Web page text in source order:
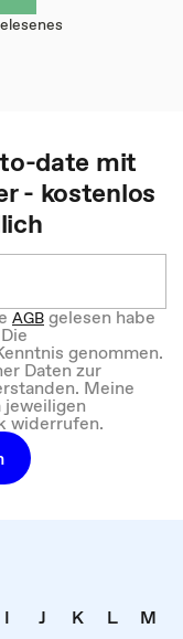
date mit
- kostenlos
AGBgelesen habe
genommen.
Daten zur
Meine
widerrufen.
I J K L
M